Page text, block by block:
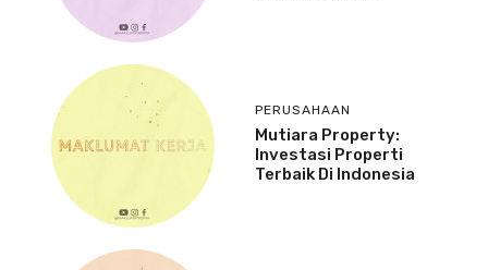
PERUSAHAAN
Mutiara Property:
Investasi Properti
Terbaik Di Indonesia